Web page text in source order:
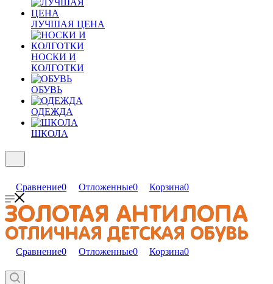
ЛУЧШАЯ ЦЕНА
НОСКИ И
КОЛГОТКИ
ОБУВЬ
ОДЕЖДА
ШКОЛА
Сравнение0 Отложенные0 Корзина0
Сравнение0 Отложенные0 Корзина0